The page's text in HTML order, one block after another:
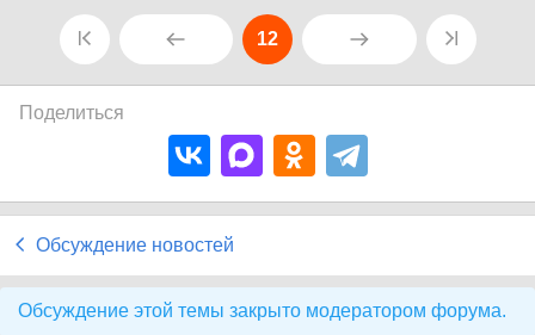
12
Поделиться
Обсуждение новостей
Обсуждение этой темы закрыто модератором форума.